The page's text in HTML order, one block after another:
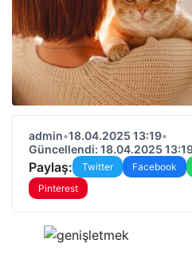
admin•18.04.2025 13:19•
Güncellendi: 18.04.2025
Paylaş: Twitter Facebook
Pinterest